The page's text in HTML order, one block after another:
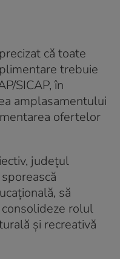
că toate
trebuie
SICAP, în
amplasamentului
ofertelor
județul
să
rolul
și recreativă